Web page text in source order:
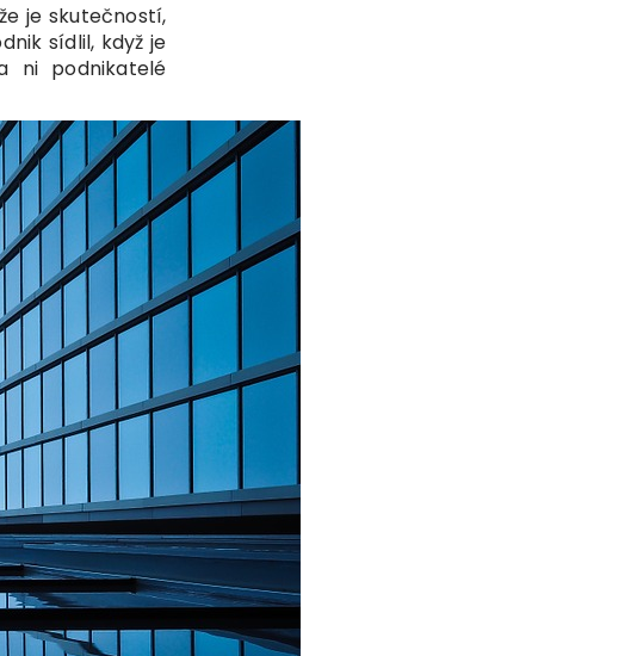
je skutečností,
sídlil, když je
ni podnikatelé